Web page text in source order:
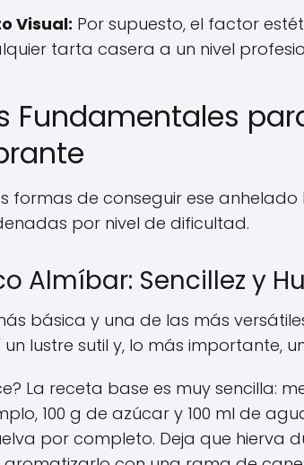
Visual: Por supuesto, el factor
tarta casera a un nivel
Fundamentales
formas de conseguir ese
por nivel de dificultad.
Almíbar: Sencillez y
básica y una de las más
un lustre sutil y, lo más importante,
La receta base es muy sencilla:
100 g de azúcar y 100 ml de
por completo. Deja que hierva